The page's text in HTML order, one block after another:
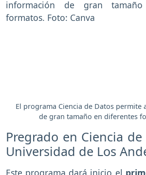
El programa Ciencia de Datos permite
de gran tamaño en diferentes
Pregrado en Ciencia
Universidad de Los